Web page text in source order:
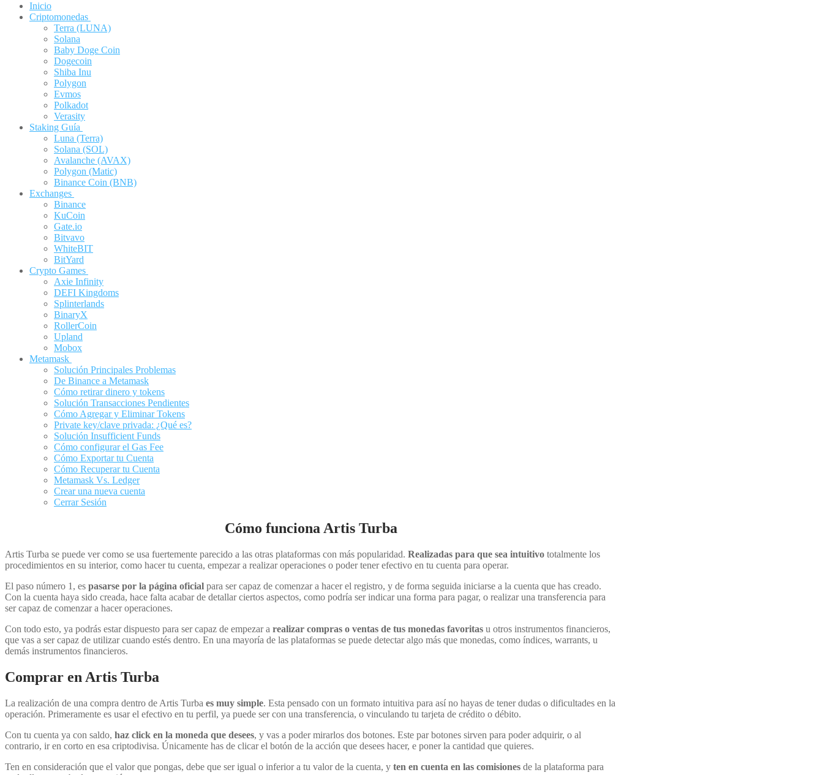
Inicio
Criptomonedas
Terra (LUNA)
Solana
Baby Doge Coin
Dogecoin
Shiba Inu
Polygon
Evmos
Polkadot
Verasity
Staking Guía
Luna (Terra)
Solana (SOL)
Avalanche (AVAX)
Polygon (Matic)
Binance Coin (BNB)
Exchanges
Binance
KuCoin
Gate.io
Bitvavo
WhiteBIT
BitYard
Crypto Games
Axie Infinity
DEFI Kingdoms
Splinterlands
BinaryX
RollerCoin
Upland
Mobox
Metamask
Solución Principales Problemas
De Binance a Metamask
Cómo retirar dinero y tokens
Solución Transacciones Pendientes
Cómo Agregar y Eliminar Tokens
Private key/clave privada: ¿Qué es?
Solución Insufficient Funds
Cómo configurar el Gas Fee
Cómo Exportar tu Cuenta
Cómo Recuperar tu Cuenta
Metamask Vs. Ledger
Crear una nueva cuenta
Cerrar Sesión
Cómo funciona Artis Turba
Artis Turba se puede ver como se usa fuertemente parecido a las otras plataformas con más popularidad. Realizadas para que sea intuitivo totalmente los
procedimientos en su interior, como hacer tu cuenta, empezar a realizar operaciones o poder tener efectivo en tu cuenta para operar.
El paso número 1, es pasarse por la página oficial para ser capaz de comenzar a hacer el registro, y de forma seguida iniciarse a la cuenta que has creado.
Con la cuenta haya sido creada, hace falta acabar de detallar ciertos aspectos, como podría ser indicar una forma para pagar, o realizar una transferencia para
ser capaz de comenzar a hacer operaciones.
Con todo esto, ya podrás estar dispuesto para ser capaz de empezar a realizar compras o ventas de tus monedas favoritas u otros instrumentos financieros,
que vas a ser capaz de utilizar cuando estés dentro. En una mayoría de las plataformas se puede detectar algo más que monedas, como índices, warrants, u
demás instrumentos financieros.
Comprar en Artis Turba
La realización de una compra dentro de Artis Turba es muy simple. Esta pensado con un formato intuitiva para así no hayas de tener dudas o dificultades en la
operación. Primeramente es usar el efectivo en tu perfil, ya puede ser con una transferencia, o vinculando tu tarjeta de crédito o débito.
Con tu cuenta ya con saldo, haz click en la moneda que desees, y vas a poder mirarlos dos botones. Este par botones sirven para poder adquirir, o al
contrario, ir en corto en esa criptodivisa. Únicamente has de clicar el botón de la acción que desees hacer, e poner la cantidad que quieres.
Ten en consideración que el valor que pongas, debe que ser igual o inferior a tu valor de la cuenta, y ten en cuenta en las comisiones de la plataforma para